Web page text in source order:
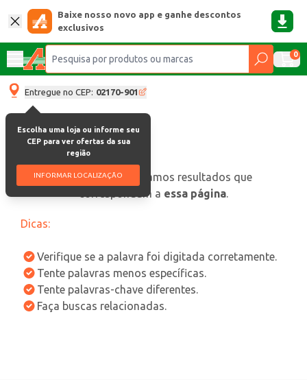
Baixe nosso novo app e ganhe descontos
exclusivos
0
Entregue no CEP: 02170-901
Escolha uma loja ou informe seu
CEP para ver ofertas da sua
região
INFORMAR LOCALIZAÇÃO
oops, não encontramos resultados que
correspondam a essa página.
Dicas:
Verifique se a palavra foi digitada corretamente.
Tente palavras menos específicas.
Tente palavras-chave diferentes.
Faça buscas relacionadas.